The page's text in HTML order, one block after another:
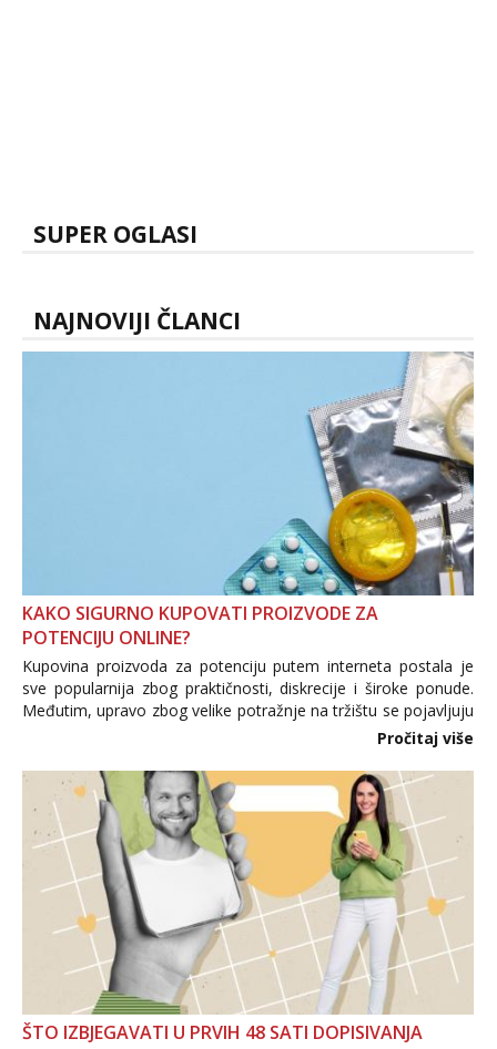
SUPER OGLASI
NAJNOVIJI ČLANCI
KAKO SIGURNO KUPOVATI PROIZVODE ZA
POTENCIJU ONLINE?
Kupovina proizvoda za potenciju putem interneta postala je
sve popularnija zbog praktičnosti, diskrecije i široke ponude.
Međutim, upravo zbog velike potražnje na tržištu se pojavljuju
i brojni krivotvoreni proizvodi, nepouzdane internetske
Pročitaj više
ŠTO IZBJEGAVATI U PRVIH 48 SATI DOPISIVANJA